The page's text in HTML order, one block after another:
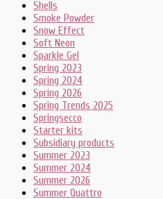
Shells
Smoke Powder
Snow Effect
Soft Neon
Sparkle Gel
Spring 2023
Spring 2024
Spring 2026
Spring Trends 2025
Springsecco
Starter kits
Subsidiary products
Summer 2023
Summer 2024
Summer 2026
Summer Quattro